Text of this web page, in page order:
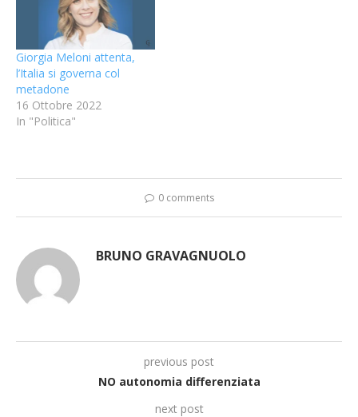
Giorgia Meloni attenta,
l’Italia si governa col
metadone
16 Ottobre 2022
In "Politica"
0 comments
BRUNO GRAVAGNUOLO
previous post
NO autonomia differenziata
next post